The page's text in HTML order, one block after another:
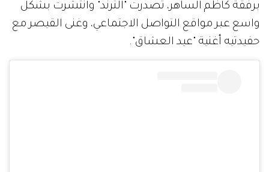
برفقة كاظم الساهر، تصدرت "الترند" وانتشرت بشكل
واسع عبر مواقع التواصل الاجتماعي، وغنى القيصر مع
حفيدتيه أغنية "عيد العشاق".